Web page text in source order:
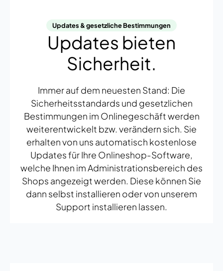
Updates & gesetzliche Bestimmungen
Updates bieten
Sicherheit.
Immer auf dem neuesten Stand: Die
Sicherheitsstandards und gesetzlichen
Bestimmungen im Onlinegeschäft werden
weiterentwickelt bzw. verändern sich. Sie
erhalten von uns automatisch kostenlose
Updates für Ihre Onlineshop-Software,
welche Ihnen im Administrationsbereich des
Shops angezeigt werden. Diese können Sie
dann selbst installieren oder von unserem
Support installieren lassen.